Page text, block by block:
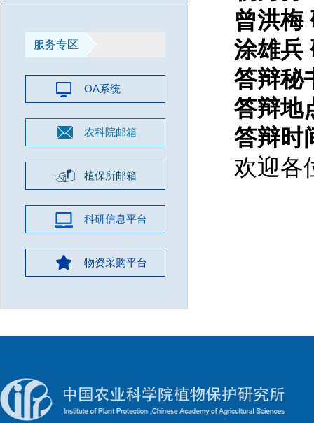
服务专区
OA系统
农科院邮箱
植保所邮箱
科研信息平台
物资采购平台
曾洪梅
涂雄兵
答辩秘
答辩地
答辩时
欢迎各